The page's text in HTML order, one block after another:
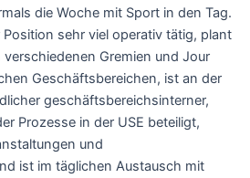
die Woche mit Sport in den Tag.
sehr viel operativ tätig, plant
Gremien und Jour
Geschäftsbereichen, ist an der
geschäftsbereichsinterner,
Prozesse in der USE beteiligt,
und
ist im täglichen Austausch mit